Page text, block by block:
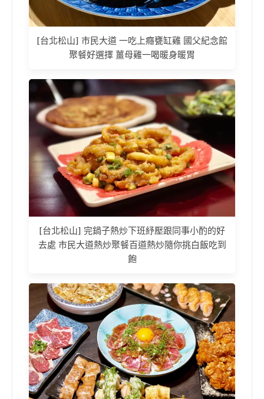
[台北松山] 市民大道 一吃上癮甕缸雞 國父紀念館
聚餐好選擇 薑母雞一喝暖身暖胃
[台北松山] 完鍋子熱炒下班紓壓跟同事小酌的好
去處 市民大道熱炒聚餐百道熱炒隨你挑白飯吃到
飽